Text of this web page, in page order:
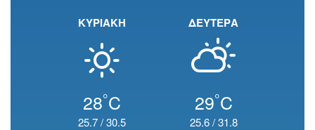
ΚΥΡΙΑΚΗ
28°C
25.7/30.5
ΔΕΥΤΕΡΑ
29°C
25.6/31.8